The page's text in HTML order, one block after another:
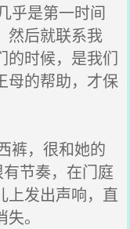
乎是第一时间
然后就联系我
的时候，是我们
母的帮助，才保
裤，很和她的
节奏，在门庭
上发出声响，直
。